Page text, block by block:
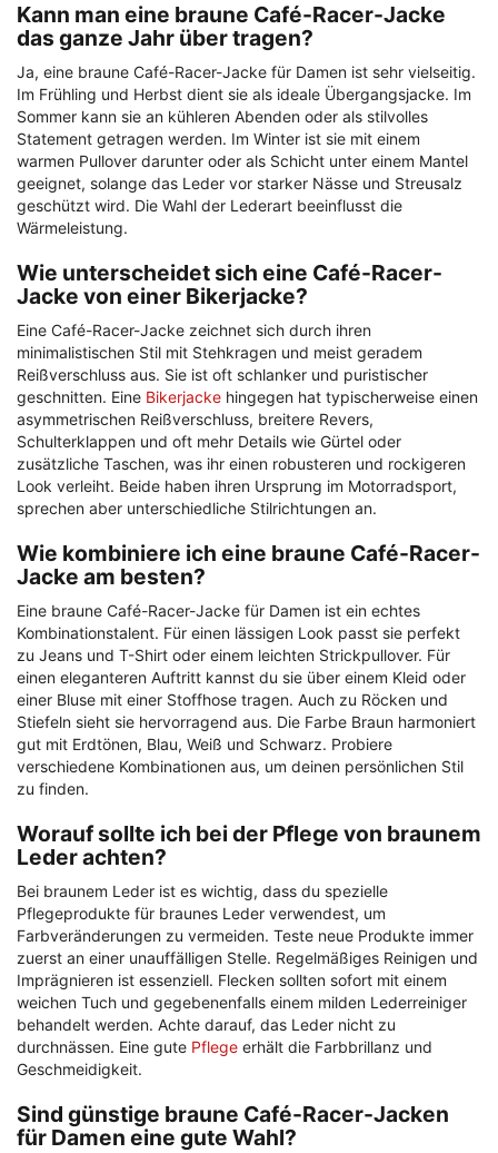
Kann man eine braune Café-Racer-Jacke
das ganze Jahr über tragen?
Ja, eine braune Café-Racer-Jacke für Damen ist sehr vielseitig.
Im Frühling und Herbst dient sie als ideale Übergangsjacke. Im
Sommer kann sie an kühleren Abenden oder als stilvolles
Statement getragen werden. Im Winter ist sie mit einem
warmen Pullover darunter oder als Schicht unter einem Mantel
geeignet, solange das Leder vor starker Nässe und Streusalz
geschützt wird. Die Wahl der Lederart beeinflusst die
Wärmeleistung.
Wie unterscheidet sich eine Café-Racer-
Jacke von einer Bikerjacke?
Eine Café-Racer-Jacke zeichnet sich durch ihren
minimalistischen Stil mit Stehkragen und meist geradem
Reißverschluss aus. Sie ist oft schlanker und puristischer
geschnitten. Eine Bikerjacke hingegen hat typischerweise einen
asymmetrischen Reißverschluss, breitere Revers,
Schulterklappen und oft mehr Details wie Gürtel oder
zusätzliche Taschen, was ihr einen robusteren und rockigeren
Look verleiht. Beide haben ihren Ursprung im Motorradsport,
sprechen aber unterschiedliche Stilrichtungen an.
Wie kombiniere ich eine braune Café-Racer-
Jacke am besten?
Eine braune Café-Racer-Jacke für Damen ist ein echtes
Kombinationstalent. Für einen lässigen Look passt sie perfekt
zu Jeans und T-Shirt oder einem leichten Strickpullover. Für
einen eleganteren Auftritt kannst du sie über einem Kleid oder
einer Bluse mit einer Stoffhose tragen. Auch zu Röcken und
Stiefeln sieht sie hervorragend aus. Die Farbe Braun harmoniert
gut mit Erdtönen, Blau, Weiß und Schwarz. Probiere
verschiedene Kombinationen aus, um deinen persönlichen Stil
zu finden.
Worauf sollte ich bei der Pflege von braunem
Leder achten?
Bei braunem Leder ist es wichtig, dass du spezielle
Pflegeprodukte für braunes Leder verwendest, um
Farbveränderungen zu vermeiden. Teste neue Produkte immer
zuerst an einer unauffälligen Stelle. Regelmäßiges Reinigen und
Imprägnieren ist essenziell. Flecken sollten sofort mit einem
weichen Tuch und gegebenenfalls einem milden Lederreiniger
behandelt werden. Achte darauf, das Leder nicht zu
durchnässen. Eine gute Pflege erhält die Farbbrillanz und
Geschmeidigkeit.
Sind günstige braune Café-Racer-Jacken
für Damen eine gute Wahl?